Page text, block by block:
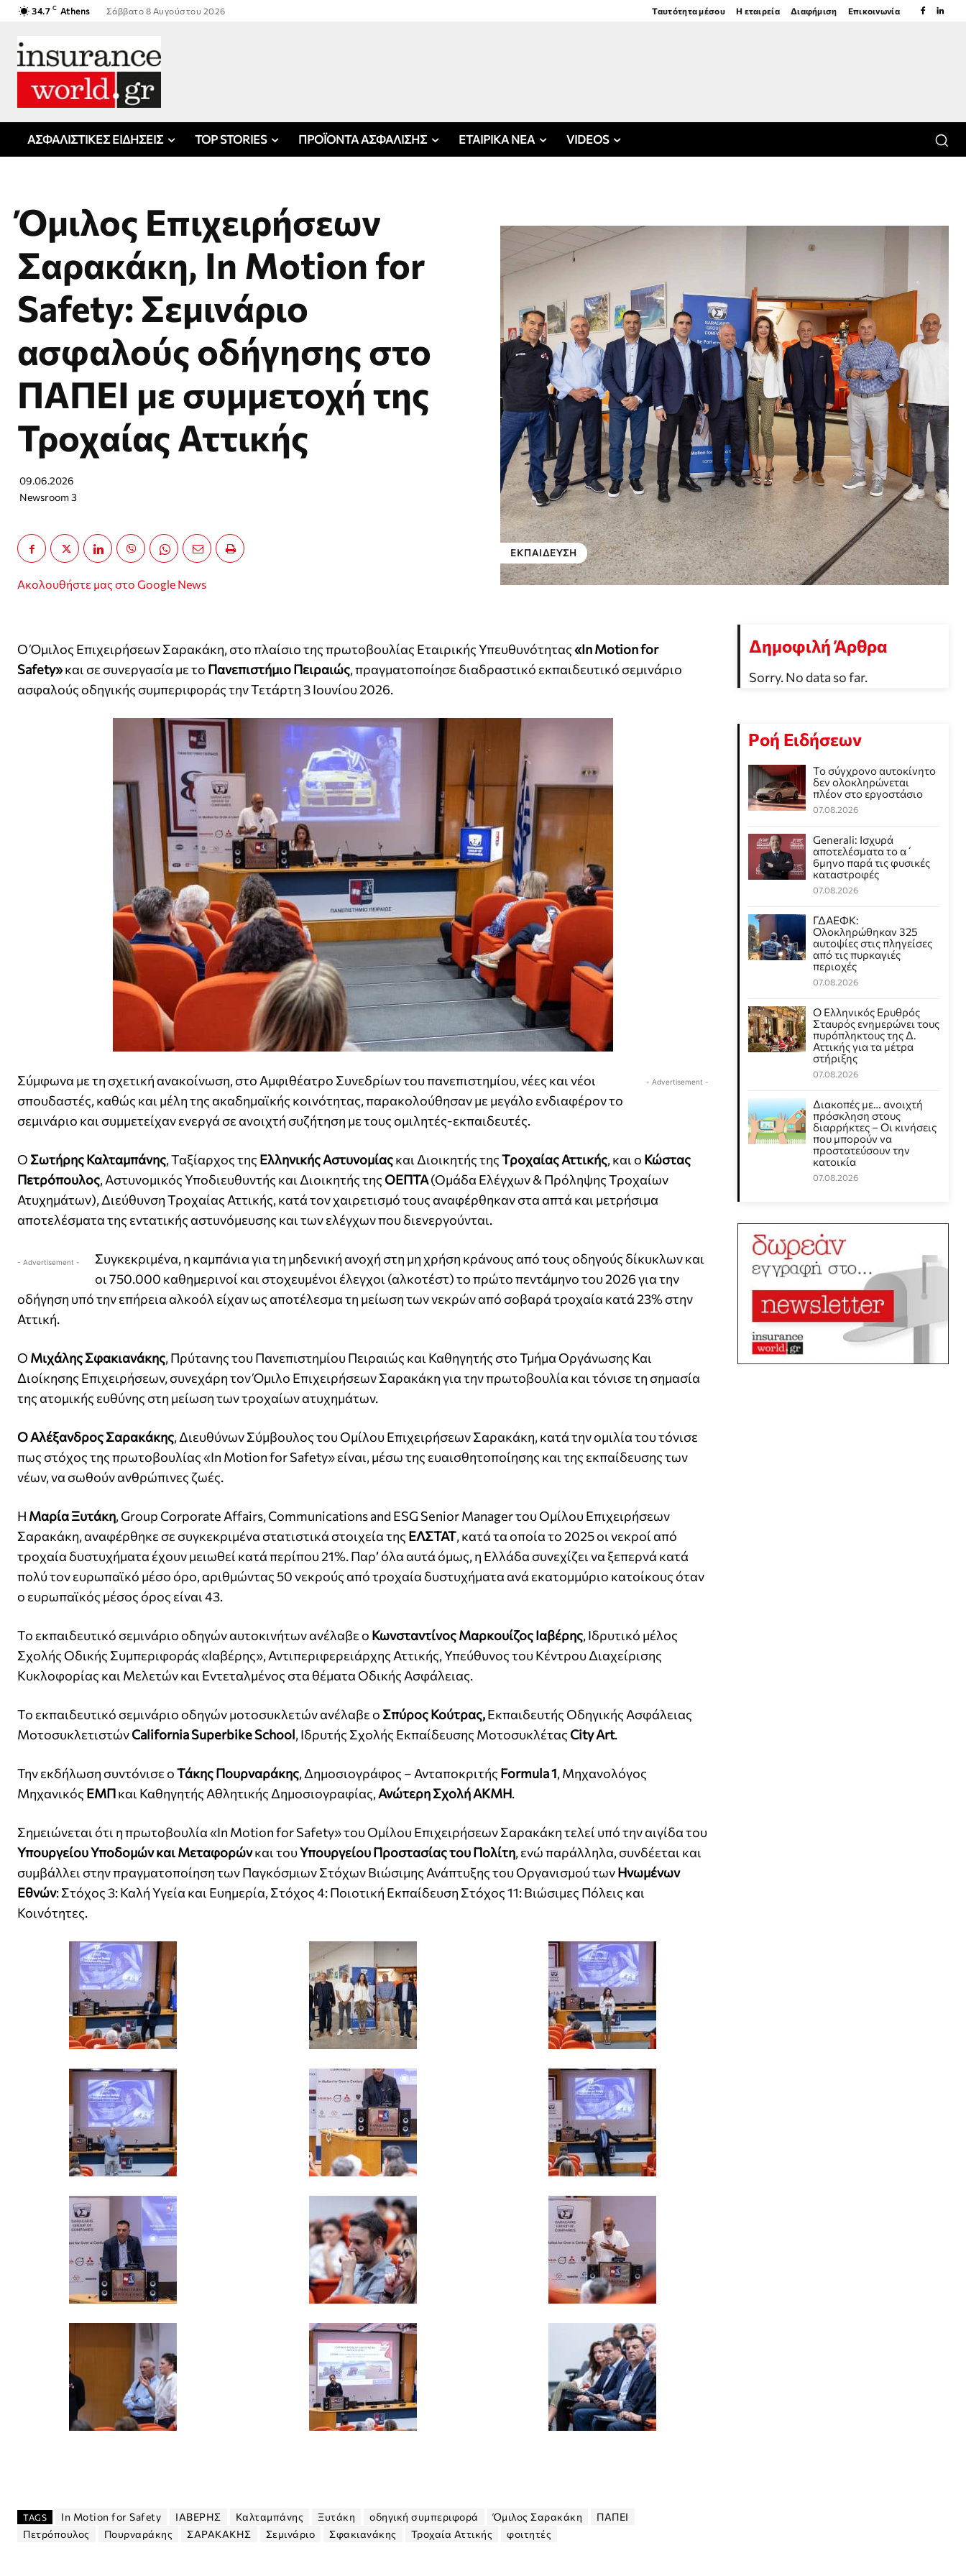
34.7 C Athens Σάββατο 8 Αυγούστου 2026 Ταυτότητα μέσου Η εταιρεία Διαφήμιση Επικοινωνία
ΑΣΦΑΛΙΣΤΙΚΕΣ ΕΙΔΗΣΕΙΣ TOP STORIES ΠΡΟΪΟΝΤΑ ΑΣΦΑΛΙΣΗΣ ΕΤΑΙΡΙΚΑ ΝΕΑ VIDEOS
Όμιλος Επιχειρήσεων
Σαρακάκη, In Motion for
Safety: Σεμινάριο
ασφαλούς οδήγησης στο
ΠΑΠΕΙ με συμμετοχή της
Τροχαίας Αττικής
09.06.2026
Newsroom 3
Ακολουθήστε μας στο Google News
ΕΚΠΑΊΔΕΥΣΗ
Ο Όμιλος Επιχειρήσεων Σαρακάκη, στο πλαίσιο της πρωτοβουλίας Εταιρικής Υπευθυνότητας«In Motion for
Safety»και σε συνεργασία με το Πανεπιστήμιο Πειραιώς, πραγματοποίησε διαδραστικό εκπαιδευτικό σεμινάριο
ασφαλούς οδηγικής συμπεριφοράς την Τετάρτη 3 Ιουνίου 2026.
- Advertisement -
Σύμφωνα με τη σχετική ανακοίνωση, στο Αμφιθέατρο Συνεδρίων του πανεπιστημίου, νέες και νέοι
σπουδαστές, καθώς και μέλη της ακαδημαϊκής κοινότητας, παρακολούθησαν με μεγάλο ενδιαφέρον το
σεμινάριο και συμμετείχαν ενεργά σε ανοιχτή συζήτηση με τους ομιλητές-εκπαιδευτές.
ΟΣωτήρης Καλταμπάνης, Ταξίαρχος της Ελληνικής Αστυνομίαςκαι Διοικητής τηςΤροχαίας Αττικής, και ο Κώστας
Πετρόπουλος, Αστυνομικός Υποδιευθυντής και Διοικητής της ΟΕΠΤΑ(Ομάδα Ελέγχων & Πρόληψης Τροχαίων
Ατυχημάτων), Διεύθυνση Τροχαίας Αττικής, κατά τον χαιρετισμό τους αναφέρθηκαν στα απτά και μετρήσιμα
αποτελέσματα της εντατικής αστυνόμευσης και των ελέγχων που διενεργούνται.
- Advertisement -
Συγκεκριμένα, η καμπάνια για τη μηδενική ανοχή στη μη χρήση κράνους από τους οδηγούς δίκυκλων και
οι 750.000 καθημερινοί και στοχευμένοι έλεγχοι (αλκοτέστ) το πρώτο πεντάμηνο του 2026 για την
οδήγηση υπό την επήρεια αλκοόλ είχαν ως αποτέλεσμα τη μείωση των νεκρών από σοβαρά τροχαία κατά 23% στην
Αττική.
Ο Μιχάλης Σφακιανάκης, Πρύτανης του Πανεπιστημίου Πειραιώς και Καθηγητής στο Τμήμα Οργάνωσης Και
Διοίκησης Επιχειρήσεων, συνεχάρη τον Όμιλο Επιχειρήσεων Σαρακάκη για την πρωτοβουλία και τόνισε τη σημασία
της ατομικής ευθύνης στη μείωση των τροχαίων ατυχημάτων.
Ο Αλέξανδρος Σαρακάκης, Διευθύνων Σύμβουλος του Ομίλου Επιχειρήσεων Σαρακάκη, κατά την ομιλία του τόνισε
πως στόχος της πρωτοβουλίας «In Motion for Safety» είναι, μέσω της ευαισθητοποίησης και της εκπαίδευσης των
νέων, να σωθούν ανθρώπινες ζωές.
Η Μαρία Ξυτάκη, Group Corporate Affairs, Communications and ESG Senior Manager του Ομίλου Επιχειρήσεων
Σαρακάκη, αναφέρθηκε σε συγκεκριμένα στατιστικά στοιχεία της ΕΛΣΤΑΤ, κατά τα οποία το 2025 οι νεκροί από
τροχαία δυστυχήματα έχουν μειωθεί κατά περίπου 21%. Παρ’ όλα αυτά όμως, η Ελλάδα συνεχίζει να ξεπερνά κατά
πολύ τον ευρωπαϊκό μέσο όρο, αριθμώντας 50 νεκρούς από τροχαία δυστυχήματα ανά εκατομμύριο κατοίκους όταν
ο ευρωπαϊκός μέσος όρος είναι 43.
Το εκπαιδευτικό σεμινάριο οδηγών αυτοκινήτων ανέλαβε ο Κωνσταντίνος Μαρκουίζος Ιαβέρης, Ιδρυτικό μέλος
Σχολής Οδικής Συμπεριφοράς «Ιαβέρης», Αντιπεριφερειάρχης Αττικής, Υπεύθυνος του Κέντρου Διαχείρισης
Κυκλοφορίας και Μελετών και Εντεταλμένος στα θέματα Οδικής Ασφάλειας.
Το εκπαιδευτικό σεμινάριο οδηγών μοτοσυκλετών ανέλαβε οΣπύρος Κούτρας,Εκπαιδευτής Οδηγικής Ασφάλειας
ΜοτοσυκλετιστώνCalifornia Superbike School, Ιδρυτής Σχολής Εκπαίδευσης Μοτοσυκλέτας City Art.
Την εκδήλωση συντόνισε οΤάκης Πουρναράκης, Δημοσιογράφος – Ανταποκριτής Formula 1, Μηχανολόγος
Μηχανικός ΕΜΠκαι Καθηγητής Αθλητικής Δημοσιογραφίας,Ανώτερη Σχολή ΑΚΜΗ.
Σημειώνεται ότι η πρωτοβουλία «In Motion for Safety» του Ομίλου Επιχειρήσεων Σαρακάκη τελεί υπό την αιγίδα του
Υπουργείου Υποδομών και Μεταφορώνκαι τουΥπουργείου Προστασίας του Πολίτη, ενώ παράλληλα, συνδέεται και
συμβάλλει στην πραγματοποίηση των Παγκόσμιων Στόχων Βιώσιμης Ανάπτυξης του Οργανισμού τωνΗνωμένων
Εθνών: Στόχος 3: Καλή Υγεία και Ευημερία, Στόχος 4: Ποιοτική Εκπαίδευση Στόχος 11: Βιώσιμες Πόλεις και
Κοινότητες.
TAGS In Motion for Safety ΙΑΒΕΡΗΣ Καλταμπάνης Ξυτάκη οδηγική συμπεριφορά Όμιλος Σαρακάκη
ΠΑΠΕΙ
Πετρόπουλος
Πουρναράκης ΣΑΡΑΚΑΚΗΣ Σεμινάριο Σφακιανάκης Τροχαία Αττικής φοιτητές
Δημοφιλή Άρθρα
Sorry. No data so far.
Ροή Ειδήσεων
Το σύγχρονο αυτοκίνητο
δεν ολοκληρώνεται
πλέον στο εργοστάσιο
07.08.2026
Generali: Ισχυρά
αποτελέσματα το α΄
6μηνο παρά τις φυσικές
καταστροφές
07.08.2026
ΓΔΑΕΦΚ:
Ολοκληρώθηκαν 325
αυτοψίες στις πληγείσες
από τις πυρκαγιές
περιοχές
07.08.2026
Ο Ελληνικός Ερυθρός
Σταυρός ενημερώνει τους
πυρόπληκτους της Δ.
Αττικής για τα μέτρα
στήριξης
07.08.2026
Διακοπές με… ανοιχτή
πρόσκληση στους
διαρρήκτες – Οι κινήσεις
που μπορούν να
προστατεύσουν την
κατοικία
07.08.2026